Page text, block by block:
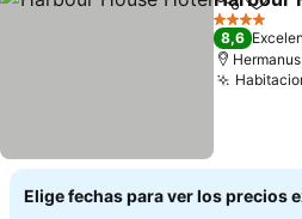
Compartir
4 Estrellas
8,6
Hermanus
Elige fechas para ver los precios